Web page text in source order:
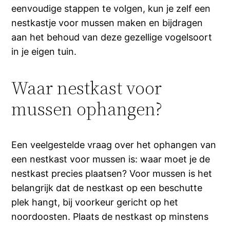
eenvoudige stappen te volgen, kun je zelf een
nestkastje voor mussen maken en bijdragen
aan het behoud van deze gezellige vogelsoort
in je eigen tuin.
Waar nestkast voor
mussen ophangen?
Een veelgestelde vraag over het ophangen van
een nestkast voor mussen is: waar moet je de
nestkast precies plaatsen? Voor mussen is het
belangrijk dat de nestkast op een beschutte
plek hangt, bij voorkeur gericht op het
noordoosten. Plaats de nestkast op minstens